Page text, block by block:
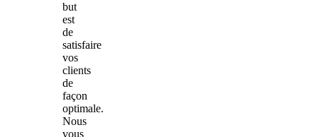
but
est
de
satisfaire
vos
clients
de
façon
optimale.
Nous
vous